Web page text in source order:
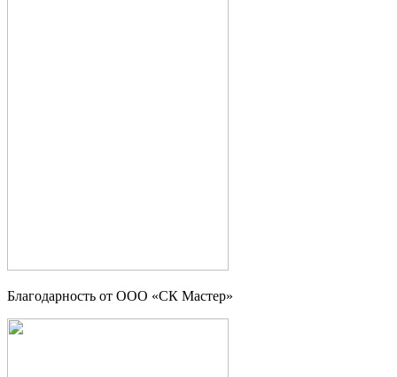
Благодарность от ООО «СК Мастер»